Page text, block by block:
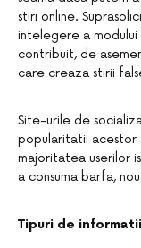
stiri online.
intelegere a
contribuit, de
care creaza stirii
Site-urile de
popularitatii
majoritatea userilor
a consuma barfa,
Tipuri de